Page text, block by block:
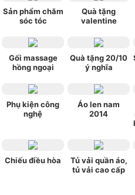
Sản phẩm chăm
sóc tóc
Quà tặng
valentine
Gối massage
hồng ngoại
Quà tặng 20/10
ý nghĩa
Phụ kiện công
nghệ
Áo len nam
2014
Chiếu điều hòa
Tủ vải quần áo,
tủ vải cao cấp